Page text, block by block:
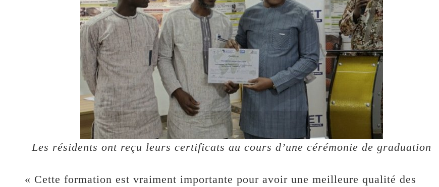
Les résidents ont reçu leurs certificats au cours d’une cérémonie de graduation
« Cette formation est vraiment importante pour avoir une meilleure qualité des